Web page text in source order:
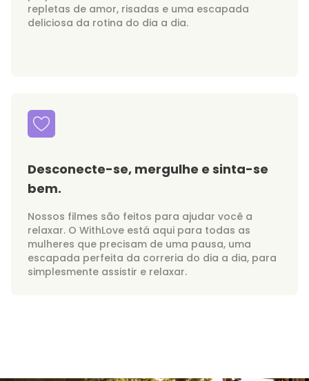
repletas de amor, risadas e uma escapada
deliciosa da rotina do dia a dia.
Desconecte-se, mergulhe e sinta-se
bem.
Nossos filmes são feitos para ajudar você a
relaxar. O WithLove está aqui para todas as
mulheres que precisam de uma pausa, uma
escapada perfeita da correria do dia a dia, para
simplesmente assistir e relaxar.